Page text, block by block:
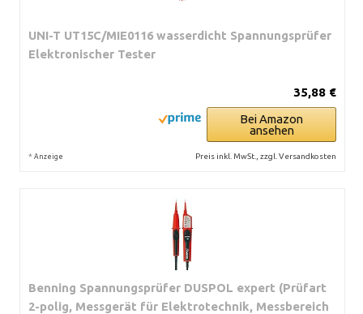
UNI-T UT15C/MIE0116 wasserdicht Spannungsprüfer
Elektronischer Tester
35,88 €
Bei Amazon
ansehen
* Anzeige Preis inkl. MwSt., zzgl. Versandkosten
Benning Spannungsprüfer DUSPOL expert (Prüfart
2-polig, Messgerät für Elektrotechnik, Messbereich